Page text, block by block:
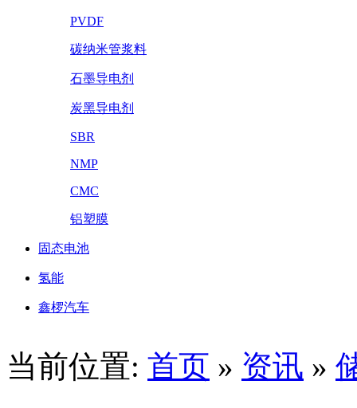
PVDF
碳纳米管浆料
石墨导电剂
炭黑导电剂
SBR
NMP
CMC
铝塑膜
固态电池
氢能
鑫椤汽车
当前位置: 首页 » 资讯 »